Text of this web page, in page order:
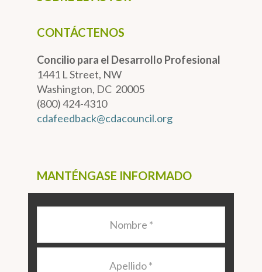
CONTÁCTENOS
Concilio para el Desarrollo Profesional
1441 L Street, NW
Washington, DC 20005
(800) 424-4310
cdafeedback@cdacouncil.org
MANTÉNGASE INFORMADO